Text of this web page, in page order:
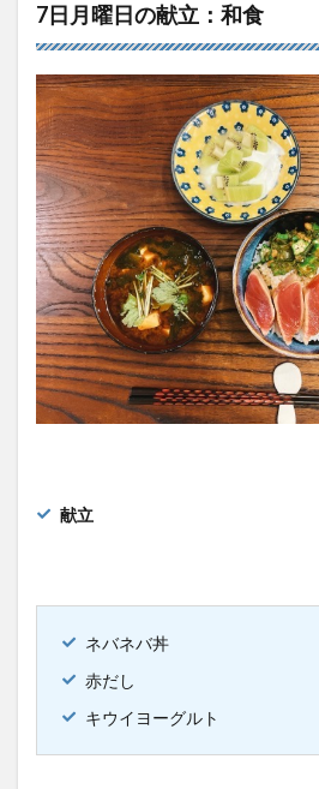
7日月曜日の献立：和食
献立
ネバネバ丼
赤だし
キウイヨーグルト